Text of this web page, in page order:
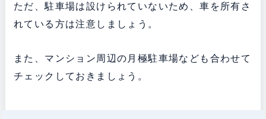
ただ、駐車場は設けられていないため、車を所有さ
れている方は注意しましょう。
また、マンション周辺の月極駐車場なども合わせて
チェックしておきましょう。